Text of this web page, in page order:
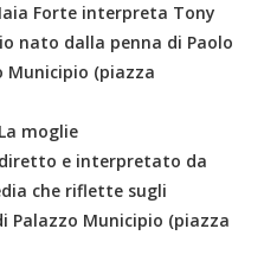
Forte interpreta Tony
nato dalla penna di Paolo
Municipio (piazza
moglie
e interpretato da
che riflette sugli
Palazzo Municipio (piazza